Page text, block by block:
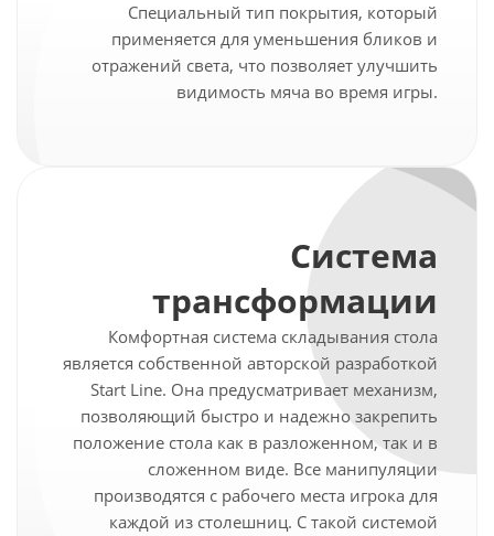
Специальный тип покрытия, который
применяется для уменьшения бликов и
отражений света, что позволяет улучшить
видимость мяча во время игры.
Система
трансформации
Комфортная система складывания стола
является собственной авторской разработкой
Start Line. Она предусматривает механизм,
позволяющий быстро и надежно закрепить
положение стола как в разложенном, так и в
сложенном виде. Все манипуляции
производятся с рабочего места игрока для
каждой из столешниц. С такой системой